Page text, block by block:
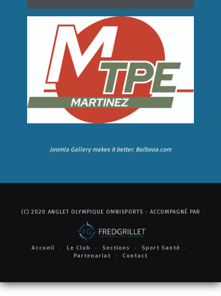
Joomla Gallerymakes it better. Balbooa.com
(C) 2020 ANGLET OLYMPIQUE OMNISPORTS - ACCOMPAGNÉ PAR
Accueil Le Club Sections
Sport Santé
Partenariat
Contact